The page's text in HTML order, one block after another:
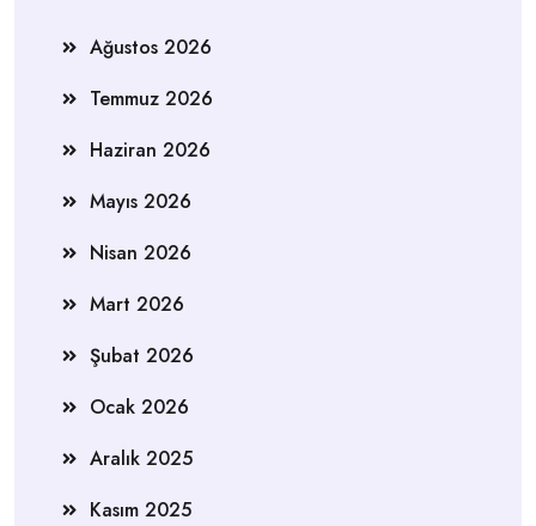
Ağustos 2026
Temmuz 2026
Haziran 2026
Mayıs 2026
Nisan 2026
Mart 2026
Şubat 2026
Ocak 2026
Aralık 2025
Kasım 2025